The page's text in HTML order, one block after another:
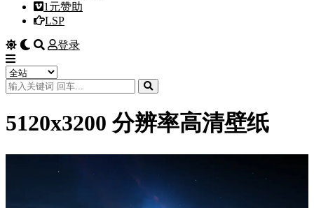
1元赞助
LSP
登录
5120x3200 分辨率高清壁纸